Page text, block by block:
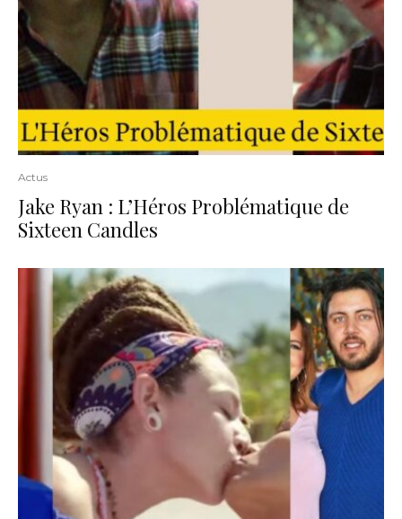
Actus
Jake Ryan : L’Héros Problématique de
Sixteen Candles